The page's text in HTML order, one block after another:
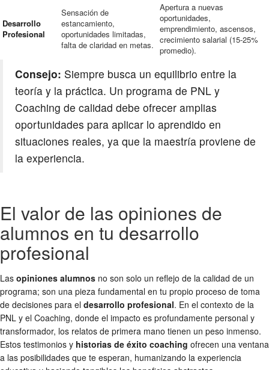
Desarrollo
Profesional
Sensación de
estancamiento,
oportunidades limitadas,
falta de claridad en metas.
Apertura a nuevas
oportunidades,
emprendimiento, ascensos,
crecimiento salarial (15-25%
promedio).
Consejo: Siempre busca un equilibrio entre la
teoría y la práctica. Un programa de PNL y
Coaching de calidad debe ofrecer amplias
oportunidades para aplicar lo aprendido en
situaciones reales, ya que la maestría proviene de
la experiencia.
El valor de las opiniones de
alumnos en tu desarrollo
profesional
Las opiniones alumnos no son solo un reflejo de la calidad de un
programa; son una pieza fundamental en tu propio proceso de toma
de decisiones para el desarrollo profesional. En el contexto de la
PNL y el Coaching, donde el impacto es profundamente personal y
transformador, los relatos de primera mano tienen un peso inmenso.
Estos testimonios y historias de éxito coaching ofrecen una ventana
a las posibilidades que te esperan, humanizando la experiencia